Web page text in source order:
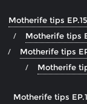
Motherife tips
Motherife tips
Motherife tips
Motherife
Motherife tips